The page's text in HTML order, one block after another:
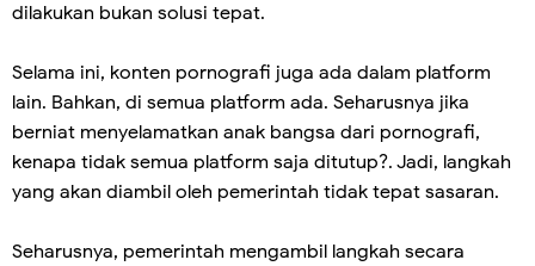
dilakukan bukan solusi tepat.
Selama ini, konten pornografi juga ada dalam platform
lain. Bahkan, di semua platform ada. Seharusnya jika
berniat menyelamatkan anak bangsa dari pornografi,
kenapa tidak semua platform saja ditutup?. Jadi, langkah
yang akan diambil oleh pemerintah tidak tepat sasaran.
Seharusnya, pemerintah mengambil langkah secara